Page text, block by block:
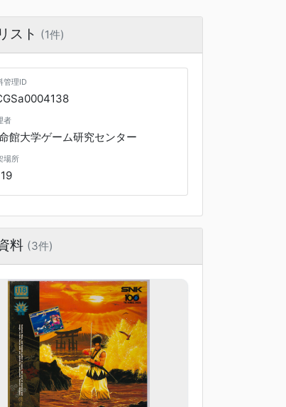
スト (1件)
管理ID
者
館大学ゲーム研究センター
場所
料 (3件)